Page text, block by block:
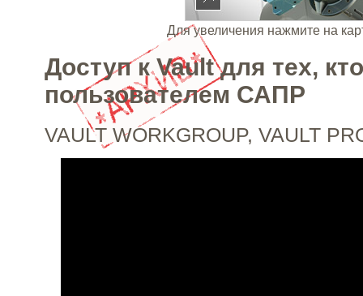
Для увеличения нажмите на
Доступ к Vault для тех,
пользователем САПР
VAULT WORKGROUP, VAULT